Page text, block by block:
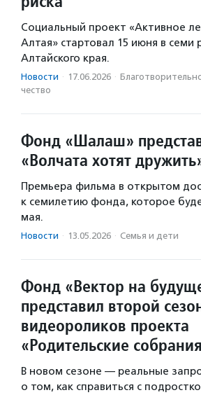
Социальный проект «Активное
Алтая» стартовал 15 июня в семи
Алтайского края.
Новости · 17.06.2026 ·
чест­во
Фонд «Шалаш»
«Волчата хотят
Премьера фильма в открытом
к семилетию фонда, которое
мая.
Новости · 13.05.2026 · Семья и дети
Фонд «Вектор на
представил второй
видеороликов проекта
«Родительские
В новом сезоне — реальные
о том, как справиться с